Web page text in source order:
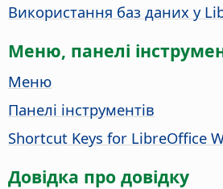
Використання баз даних у
Меню, панелі
Меню
Панелі інструментів
Shortcut Keys for LibreOffice
Довідка про довідку